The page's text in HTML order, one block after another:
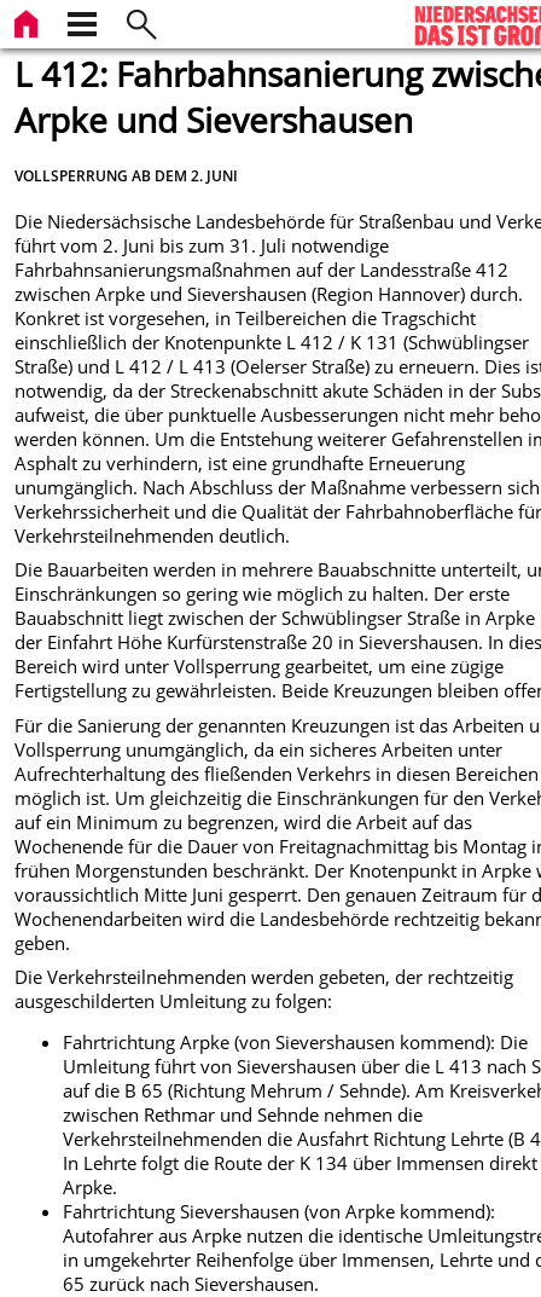
L 412: Fahrbahnsanierung
Arpke und Sievershausen
VOLLSPERRUNG AB DEM 2. JUNI
Die Niedersächsische Landesbehörde für Straßenbau und
führt vom 2. Juni bis zum 31. Juli notwendige
Fahrbahnsanierungsmaßnahmen auf der Landesstraße 412
zwischen Arpke und Sievershausen (Region Hannover) durch.
Konkret ist vorgesehen, in Teilbereichen die Tragschicht
einschließlich der Knotenpunkte L 412 / K 131 (Schwüblingser
Straße) und L 412 / L 413 (Oelerser Straße) zu erneuern. Dies
notwendig, da der Streckenabschnitt akute Schäden in der
aufweist, die über punktuelle Ausbesserungen nicht mehr
werden können. Um die Entstehung weiterer Gefahrenstellen
Asphalt zu verhindern, ist eine grundhafte Erneuerung
unumgänglich. Nach Abschluss der Maßnahme verbessern
Verkehrssicherheit und die Qualität der Fahrbahnoberfläche
Verkehrsteilnehmenden deutlich.
Die Bauarbeiten werden in mehrere Bauabschnitte unterteilt,
Einschränkungen so gering wie möglich zu halten. Der erste
Bauabschnitt liegt zwischen der Schwüblingser Straße in
der Einfahrt Höhe Kurfürstenstraße 20 in Sievershausen. In
Bereich wird unter Vollsperrung gearbeitet, um eine zügige
Fertigstellung zu gewährleisten. Beide Kreuzungen bleiben
Für die Sanierung der genannten Kreuzungen ist das Arbeiten
Vollsperrung unumgänglich, da ein sicheres Arbeiten unter
Aufrechterhaltung des fließenden Verkehrs in diesen
möglich ist. Um gleichzeitig die Einschränkungen für den
auf ein Minimum zu begrenzen, wird die Arbeit auf das
Wochenende für die Dauer von Freitagnachmittag bis Montag
frühen Morgenstunden beschränkt. Der Knotenpunkt in Arpke
voraussichtlich Mitte Juni gesperrt. Den genauen Zeitraum für
Wochenendarbeiten wird die Landesbehörde rechtzeitig
geben.
Die Verkehrsteilnehmenden werden gebeten, der rechtzeitig
ausgeschilderten Umleitung zu folgen:
Fahrtrichtung Arpke (von Sievershausen kommend): Die
Umleitung führt von Sievershausen über die L 413 nach
auf die B 65 (Richtung Mehrum / Sehnde). Am
zwischen Rethmar und Sehnde nehmen die
Verkehrsteilnehmenden die Ausfahrt Richtung Lehrte (B
In Lehrte folgt die Route der K 134 über Immensen
Arpke.
Fahrtrichtung Sievershausen (von Arpke kommend):
Autofahrer aus Arpke nutzen die identische
in umgekehrter Reihenfolge über Immensen, Lehrte und
65 zurück nach Sievershausen.